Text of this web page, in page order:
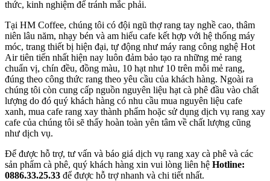
thức, kinh nghiệm để tránh mắc phải.
Tại HM Coffee, chúng tôi có đội ngũ thợ rang tay nghề cao, thâm
niên lâu năm, nhạy bén và am hiểu cafe kết hợp với hệ thống máy
móc, trang thiết bị hiện đại, tự động như máy rang công nghệ Hot
Air tiên tiến nhất hiện nay luôn đảm bảo tạo ra những mẻ rang
chuẩn vị, chín đều, đồng màu, 10 hạt như 10 trên mỗi mẻ rang,
đúng theo công thức rang theo yêu cầu của khách hàng. Ngoài ra
chúng tôi còn cung cấp nguồn nguyên liệu hạt cà phê đầu vào chất
lượng do đó quý khách hàng có nhu cầu mua nguyên liệu cafe
xanh, mua cafe rang xay thành phẩm hoặc sử dụng dịch vụ rang xay
cafe của chúng tôi sẽ thấy hoàn toàn yên tâm về chất lượng cũng
như dịch vụ.
Để được hỗ trợ, tư vấn và báo giá dịch vụ rang xay cà phê và các
sản phẩm cà phê, quý khách hàng xin vui lòng liên hệ Hotline:
0886.33.25.33 để được hỗ trợ nhanh và chi tiết nhất.